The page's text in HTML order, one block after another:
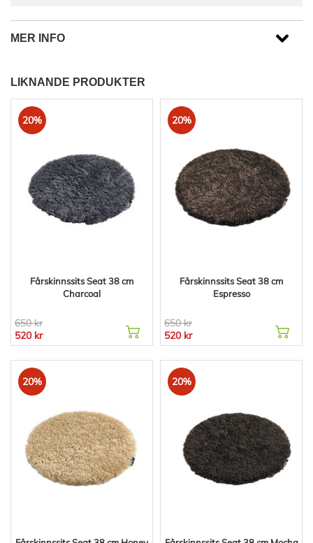
MER INFO
LIKNANDE PRODUKTER
20%
Fårskinnssits Seat 38 cm
Charcoal
650 kr
520 kr
20%
Fårskinnssits Seat 38 cm
Espresso
650 kr
520 kr
20% 20%